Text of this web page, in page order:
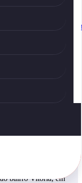
O autor ou
de forma
adamantinense
21 anos, foi
estavam abraçados,
quando foram
do carro que
encontrados. A
que
sábado (28) o
fogo na
bairro Vitória, em